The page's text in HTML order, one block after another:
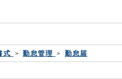
式 勤怠管理 勤怠届